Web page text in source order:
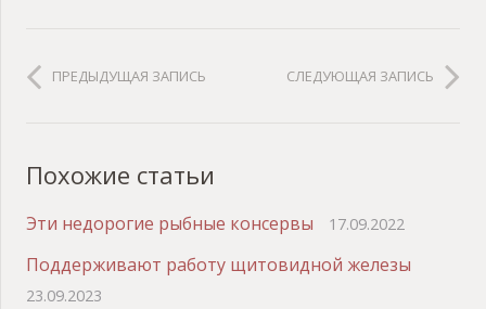
ПРЕДЫДУЩАЯ ЗАПИСЬ СЛЕДУЮЩАЯ ЗАПИСЬ
Похожие статьи
Эти недорогие рыбные консервы 17.09.2022
Поддерживают работу щитовидной железы
23.09.2023